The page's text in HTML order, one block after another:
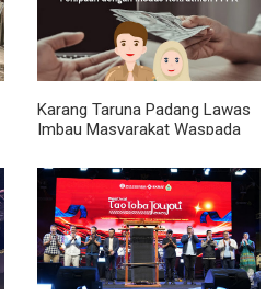
Karang Taruna Padang Lawas
Imbau Masyarakat Waspada